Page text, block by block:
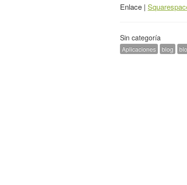
Enlace |
Sin categoría
Aplicaciones blog